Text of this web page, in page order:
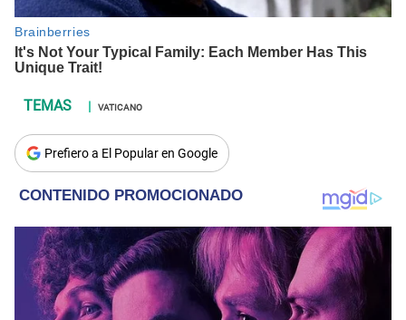
VATICANO
Prefiero a El Popular en Google